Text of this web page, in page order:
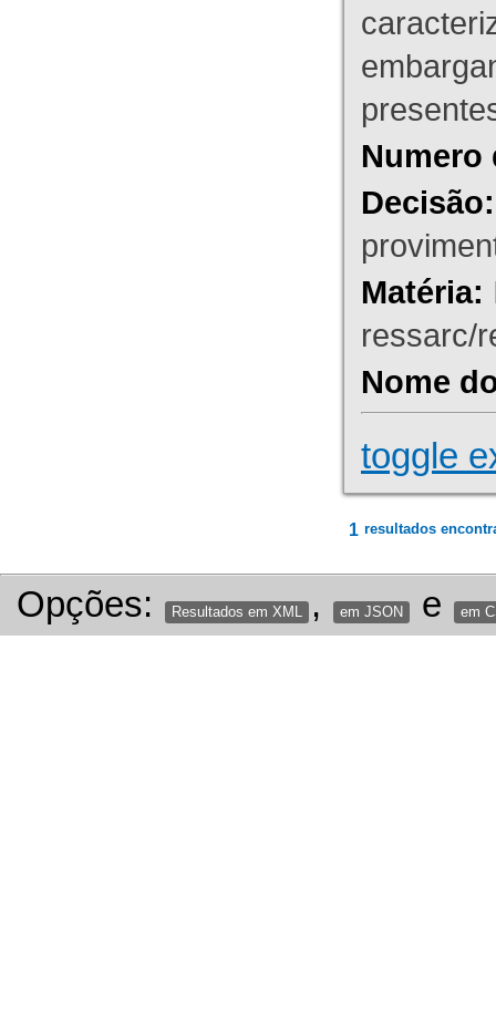
Numero
Decisão:
Matéria:
ressarc/
Nome
toggle
1 resultados
Opções: Resultados em XML , em JSON e em